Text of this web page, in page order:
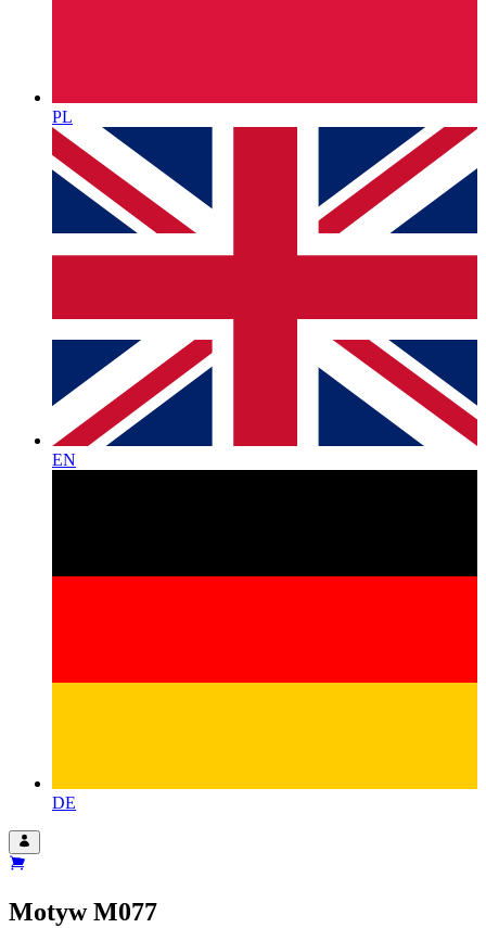
PL
EN
DE
Motyw M077